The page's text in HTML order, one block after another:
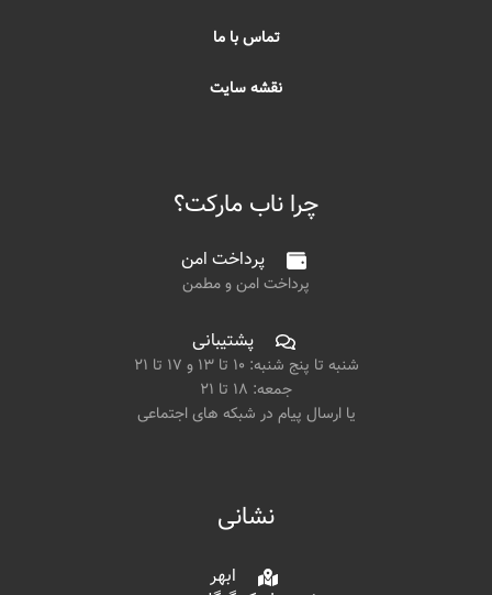
تماس با ما
نقشه سایت
چرا ناب مارکت؟
پرداخت امن
پرداخت امن و مطمن
پشتیبانی
شنبه تا پنج شنبه: ۱۰ تا ۱۳ و ۱۷ تا ۲۱
جمعه: ۱۸ تا ۲۱
یا ارسال پیام در شبکه های اجتماعی
نشانی
ابهر